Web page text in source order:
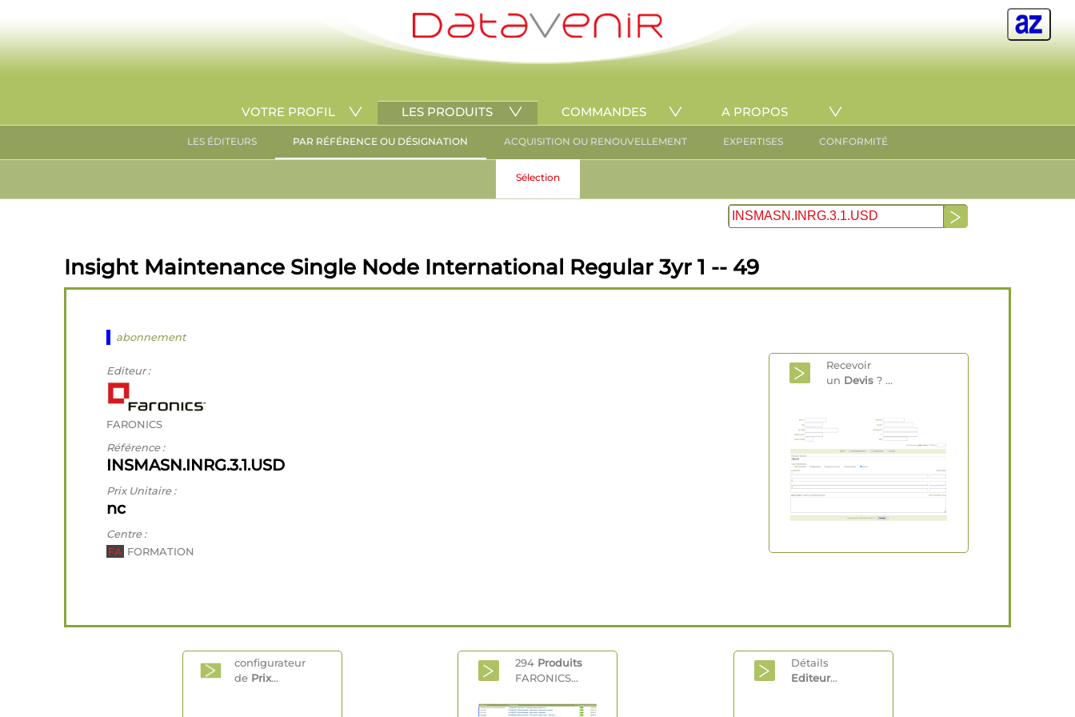
VOTRE PROFIL LES PRODUITS COMMANDES A PROPOS
LES ÉDITEURS PAR RÉFÉRENCE OU DÉSIGNATION ACQUISITION OU RENOUVELLEMENT EXPERTISES CONFORMITÉ
Sélection
Insight Maintenance Single Node International Regular 3yr 1 -- 49
abonnement
Editeur :
FARONICS
Référence :
INSMASN.INRG.3.1.USD
Prix Unitaire :
nc
Centre :
FA FORMATION
Recevoir
un Devis ? ...
configurateur
de Prix...
294 Produits
FARONICS...
Détails
Editeur...